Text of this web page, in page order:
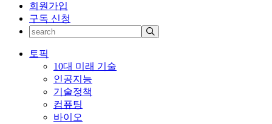
회원가입
구독 신청
토픽
10대 미래 기술
인공지능
기술정책
컴퓨팅
바이오